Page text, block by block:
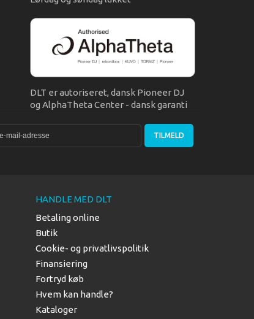
DLT er autoriseret, dansk Pioneer DJ
og AlphaTheta Center - dansk garanti
TILMELD
HANDLE MED DLT
Betaling online
Butik
Cookie- og privatlivspolitik
Finansiering
Fortryd køb
Hvem kan handle?
Kataloger